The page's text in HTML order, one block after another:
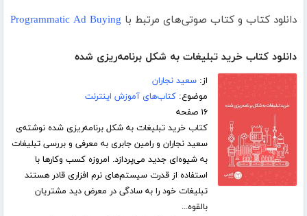
دانلود کتاب و کتاب صوتی‌های مرتبط با Programmatic Ad Buying
دانلود کتاب خرید تبلیغات به شکل برنامه‌ریزی شده
از:سعید نجاران
موضوع:کتاب‌های آموزش اینترنت
۱۶ صفحه
کتاب خرید تبلیغات به شکل برنامه‌ریزی شده نوشته‌ی
سعید نجاران و رامین جابری به معرفی و بررسی تبلیغات
به شیوه‌‌ای جدید می‌پردازد. امروزه کسب وکارها با
استفاده از قدرت سیستم‌های نرم افزاری قادر هستند
تبلیغات خود را به سادگی در معرض دید مشتریان
بالقوه...